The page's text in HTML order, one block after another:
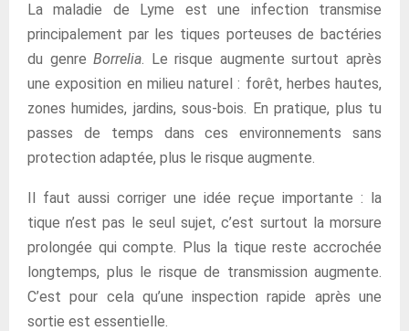
La maladie de Lyme est une infection transmise
principalement par les tiques porteuses de bactéries
du genreBorrelia. Le risque augmente surtout après
une exposition en milieu naturel : forêt, herbes hautes,
zones humides, jardins, sous-bois. En pratique, plus tu
passes de temps dans ces environnements sans
protection adaptée, plus le risque augmente.
Il faut aussi corriger une idée reçue importante : la
tique n’est pas le seul sujet, c’est surtout la morsure
prolongée qui compte. Plus la tique reste accrochée
longtemps, plus le risque de transmission augmente.
C’est pour cela qu’une inspection rapide après une
sortie est essentielle.